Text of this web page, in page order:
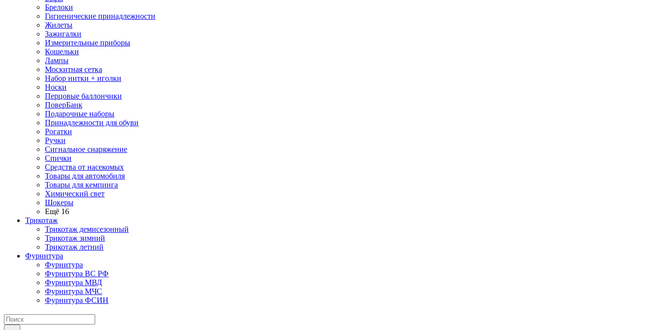
Брелоки
Гигиенические принадлежности
Жилеты
Зажигалки
Измерительные приборы
Кошельки
Лампы
Москитная сетка
Набор нитки + иголки
Носки
Перцовые баллончики
ПоверБанк
Подарочные наборы
Принадлежности для обуви
Рогатки
Ручки
Сигнальное снаряжение
Спички
Средства от насекомых
Товары для автомобиля
Товары для кемпинга
Химический свет
Шокеры
Ещё 16
Трикотаж
Трикотаж демисезонный
Трикотаж зимний
Трикотаж летний
Фурнитура
Фурнитура
Фурнитура ВС РФ
Фурнитура МВД
Фурнитура МЧС
Фурнитура ФСИН